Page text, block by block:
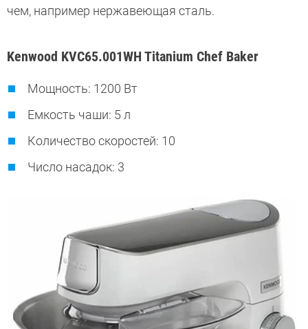
чем, например нержавеющая сталь.
Kenwood KVC65.001WH Titanium Chef Baker
Мощность: 1200 Вт
Емкость чаши: 5 л
Количество скоростей: 10
Число насадок: 3